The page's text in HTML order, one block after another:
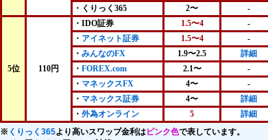
・ くりっく365 2〜 -
5位 110円
・IDO証券 1.5〜4 -
・ アイネット証券 1.5〜4 -
・ みんなのFX 1.9〜2.5 詳細
・ FOREX.com 2.1〜 -
・ マネックスFX 4〜 -
・ マネックス証券 4〜 詳細
・ 外為オンライン 5 詳細
※ くりっく365より高いスワップ金利はピンク色で表しています。